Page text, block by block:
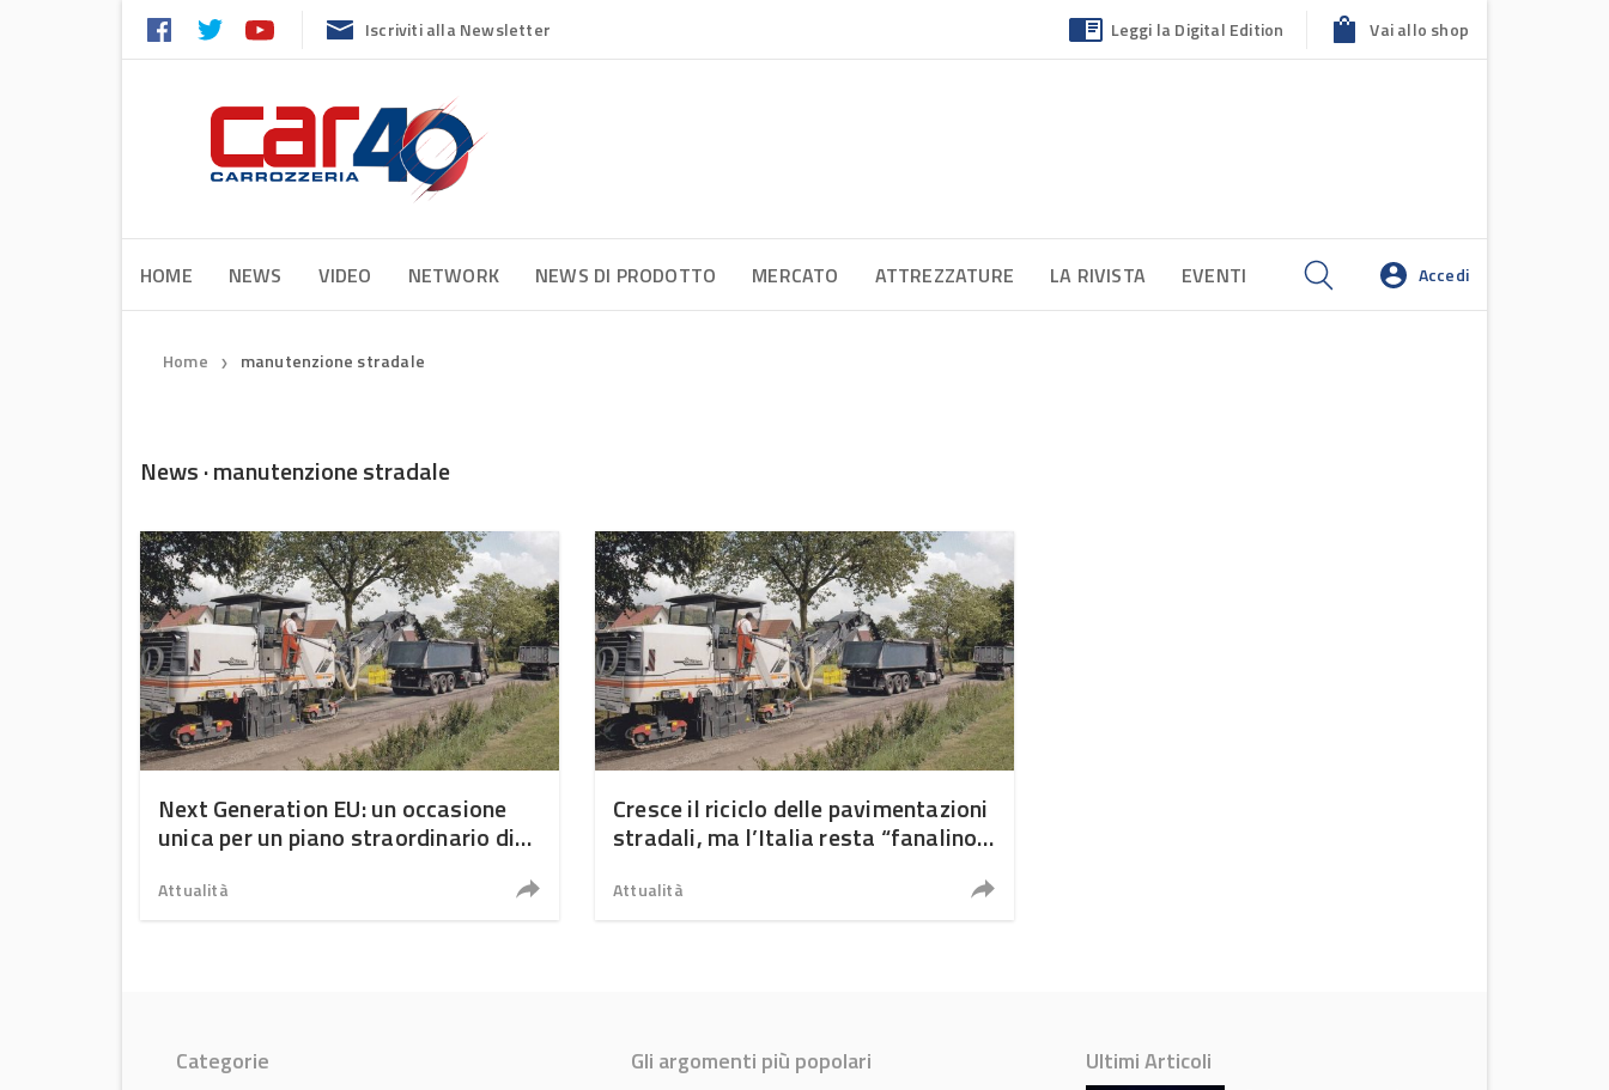
Iscriviti alla Newsletter Leggi la Digital Edition Vai allo shop
HOME NEWS VIDEO NETWORK NEWS DI PRODOTTO MERCATO ATTREZZATURE LA RIVISTA EVENTI Accedi
Home ❯ manutenzione stradale
News · manutenzione stradale
Next Generation EU: un occasione
unica per un piano straordinario di
Attualità
Cresce il riciclo delle pavimentazioni
stradali, ma l’Italia resta “fanalino
Attualità
Categorie Gli argomenti più popolari
Ultimi Articoli